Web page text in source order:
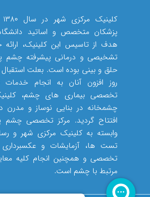
پزشکان متخصص و اساتید
هدف از تاسیس این کلینیک،
تشخیصی و درمانی پیشرفته
حلق و بینی بوده است. بعلت استقبال
روز افزون آنان به انجام
تخصصی بیماری های چشم،
افتتاح گردید. مرکز تخصصی چشم
وابسته به کلینیک مرکزی شهر و
تست ها، آزمایشات و
تخصصی و همچنین انجام کلیه
مرتبط با چشم است.